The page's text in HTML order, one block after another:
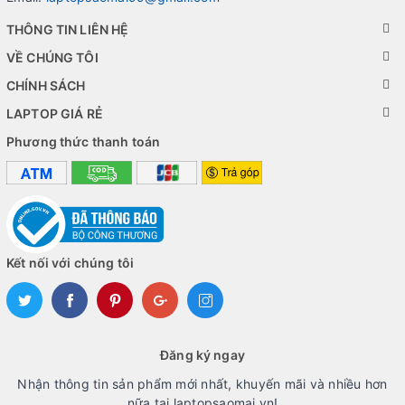
Cảm biến này có độ nhạy khá tốt, mình thử khóa
đến khi vào màn hình Desktop khoảng 2 giây,
vẫn chưa đủ nhanh như cảm biến vân tay trên
điện thoại.
Các Cổng Kết Nối của Lenovo Thinkpad T470s
Các cổng kết nối trên ThinkPad T470s rất đầy đủ
và cao cấp với cạnh phải gồm Thunderbolt 3
(USB-A) có tính năng luôn bật để hỗ trợ sạc pin
cho thiết bị di động ngay cả khi đã tắt máy và
THÔNG TIN LIÊN HỆ
VỀ CHÚNG TÔI
CHÍNH SÁCH
LAPTOP GIÁ RẺ
Phương thức thanh toán
Kết nối với chúng tôi
Đăng ký ngay
Nhận thông tin sản phẩm mới nhất, khuyến mãi và nhiều hơn